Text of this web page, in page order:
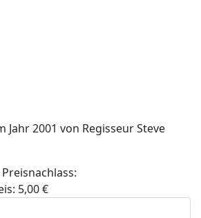
2001 von Regisseur Steve
5,00 €